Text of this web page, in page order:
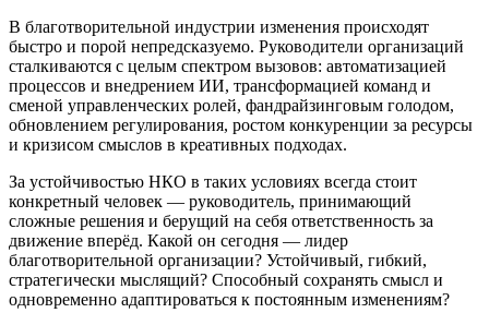
В благотворительной индустрии изменения происходят
быстро и порой непредсказуемо. Руководители организаций
сталкиваются с целым спектром вызовов: автоматизацией
процессов и внедрением ИИ, трансформацией команд и
сменой управленческих ролей, фандрайзинговым голодом,
обновлением регулирования, ростом конкуренции за ресурсы
и кризисом смыслов в креативных подходах.
За устойчивостью НКО в таких условиях всегда стоит
конкретный человек — руководитель, принимающий
сложные решения и берущий на себя ответственность за
движение вперёд. Какой он сегодня — лидер
благотворительной организации? Устойчивый, гибкий,
стратегически мыслящий? Способный сохранять смысл и
одновременно адаптироваться к постоянным изменениям?